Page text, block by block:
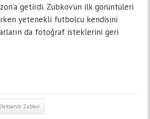
getirdi. Zubkov’un ilk görüntüleri
yetenekli futbolcu kendisini
da fotoğraf isteklerini geri
Zubkov